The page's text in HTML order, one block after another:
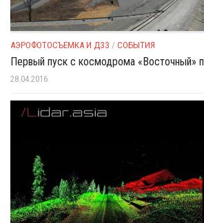
АЭРОФОТОСЪЕМКА И ДЗЗ / СОБЫТИЯ
Первый пуск с космодрома «Восточный»
28.04.2016